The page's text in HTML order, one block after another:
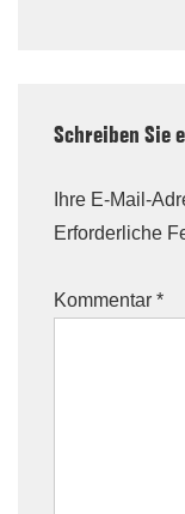
Schreiben Sie
Ihre E-Mail-
Erforderliche
Kommentar *